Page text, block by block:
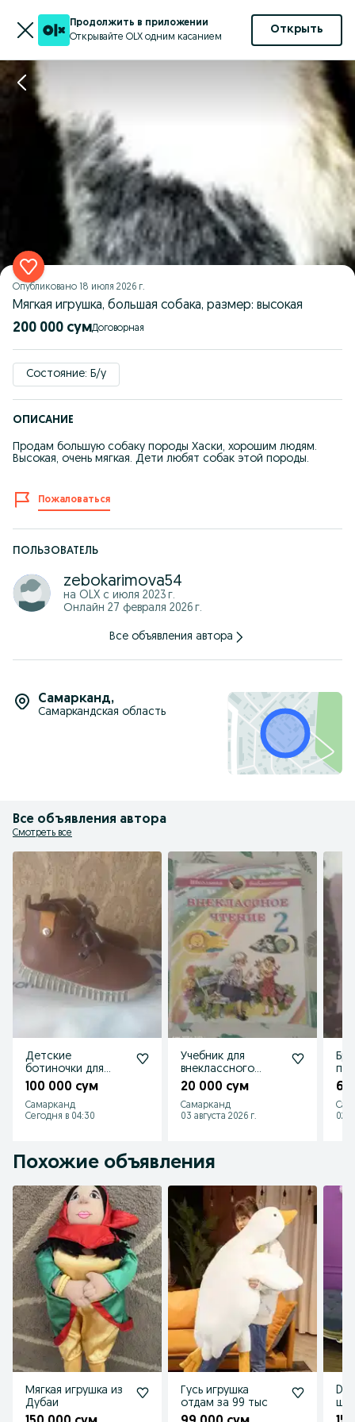
Продолжить в приложении
Открывайте OLX одним касанием
Открыть
Опубликовано 18 июля 2026 г.
Мягкая игрушка, большая собака, размер: высокая
200 000 сум Договорная
Состояние: Б/у
ОПИСАНИЕ
Продам большую собаку породы Хаски, хорошим людям.
Высокая, очень мягкая. Дети любят собак этой породы.
Пожаловаться
ПОЛЬЗОВАТЕЛЬ
zebokarimova54
на OLX с июля 2023 г.
Онлайн 27 февраля 2026 г.
Все объявления автора
Самарканд,
Самаркандская область
Все объявления автора
Смотреть все
Детские
ботиночки для
мальчика
100 000 сум
Самарканд
Сегодня в 04:30
Учебник для
внеклассного
чтения.
20 000 сум
Самарканд
03 августа 2026 г.
60
02
Похожие объявления
Мягкая игрушка из
Дубаи
Гусь игрушка
отдам за 99 тыс